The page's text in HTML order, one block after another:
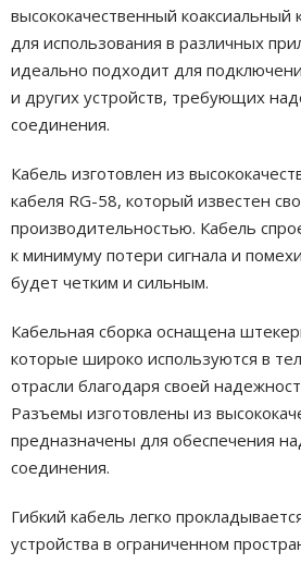
высококачественный
для использования в различных
идеально подходит для
и других устройств, требующих
соединения.
Кабель изготовлен из
кабеля RG-58, который известен
производительностью. Кабель
к минимуму потери сигнала и
будет четким и сильным.
Кабельная сборка оснащена
которые широко используются в
отрасли благодаря своей
Разъемы изготовлены из
предназначены для обеспечения
соединения.
Гибкий кабель легко
устройства в ограниченном